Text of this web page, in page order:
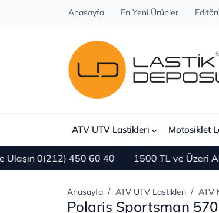
Anasayfa En Yeni Ürünler
ATV UTV Lastikleri Motosiklet
0(212) 450 60 40 1500 TL ve Üzeri
Anasayfa ATV UTV Lastikleri ATV
Polaris Sportsman